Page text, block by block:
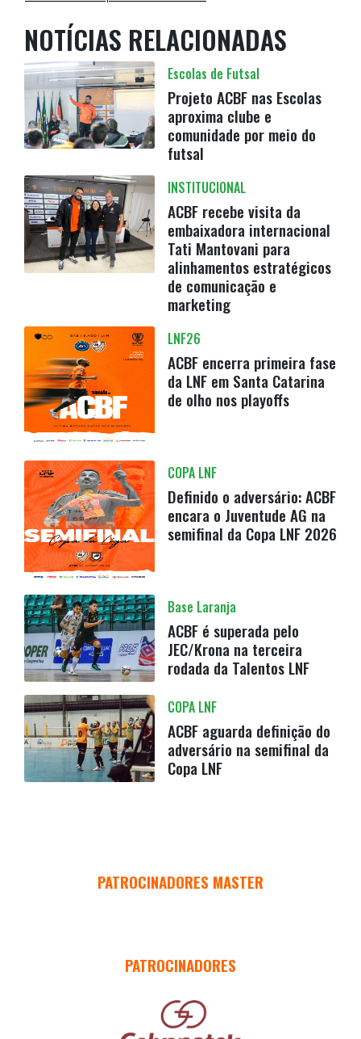
NOTÍCIAS RELACIONADAS
Escolas de Futsal
Projeto ACBF nas Escolas
aproxima clube e
comunidade por meio do
futsal
INSTITUCIONAL
ACBF recebe visita da
embaixadora internacional
Tati Mantovani para
alinhamentos estratégicos
de comunicação e
marketing
LNF26
ACBF encerra primeira fase
da LNF em Santa Catarina
de olho nos playoffs
COPA LNF
Definido o adversário: ACBF
encara o Juventude AG na
semifinal da Copa LNF 2026
Base Laranja
ACBF é superada pelo
JEC/Krona na terceira
rodada da Talentos LNF
COPA LNF
ACBF aguarda definição do
adversário na semifinal da
Copa LNF
PATROCINADORES MASTER
PATROCINADORES